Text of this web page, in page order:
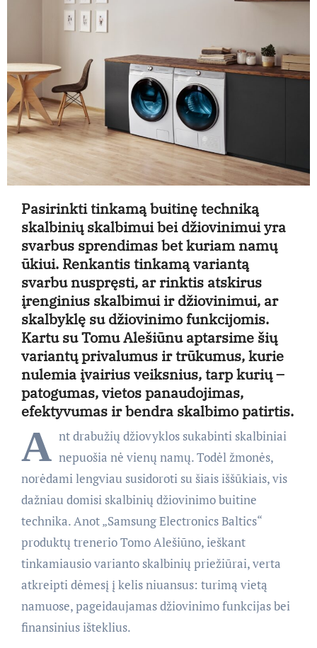
Pasirinkti tinkamą buitinę techniką
skalbinių skalbimui bei džiovinimui yra
svarbus sprendimas bet kuriam namų
ūkiui. Renkantis tinkamą variantą
svarbu nuspręsti, ar rinktis atskirus
įrenginius skalbimui ir džiovinimui, ar
skalbyklę su džiovinimo funkcijomis.
Kartu su Tomu Alešiūnu aptarsime šių
variantų privalumus ir trūkumus, kurie
nulemia įvairius veiksnius, tarp kurių –
patogumas, vietos panaudojimas,
efektyvumas ir bendra skalbimo patirtis.
A nt drabužių džiovyklos sukabinti skalbiniai
nepuošia nė vienų namų. Todėl žmonės,
norėdami lengviau susidoroti su šiais iššūkiais, vis
dažniau domisi skalbinių džiovinimo buitine
technika. Anot „Samsung Electronics Baltics“
produktų trenerio Tomo Alešiūno, ieškant
tinkamiausio varianto skalbinių priežiūrai, verta
atkreipti dėmesį į kelis niuansus: turimą vietą
namuose, pageidaujamas džiovinimo funkcijas bei
finansinius išteklius.